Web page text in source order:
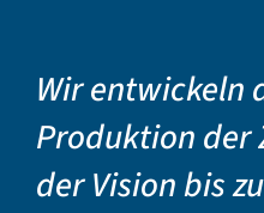
Wir entwickeln
Produktion der
der Vision bis